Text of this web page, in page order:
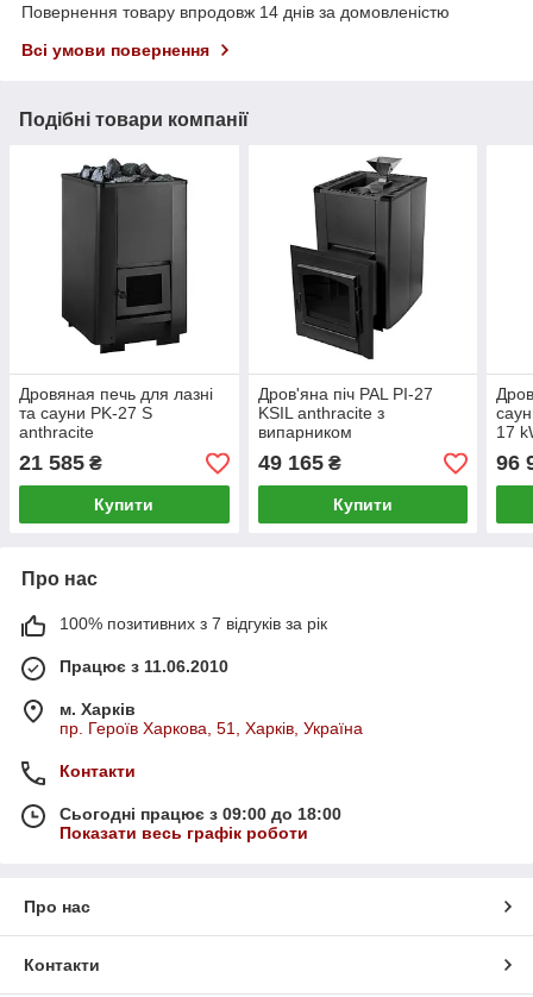
Повернення товару впродовж 14 днів за домовленістю
Всі умови повернення
Подібні товари компанії
Дровяная печь для лазні
та сауни PK-27 S
anthracite
21 585 ₴
Купити
Дров'яна піч PAL PI-27
KSIL anthracite з
випарником
49 165₴
Купити
17
96
Про нас
100% позитивних з 7 відгуків за рік
Працює з 11.06.2010
м. Харків
пр. Героїв Харкова, 51, Харків, Україна
Контакти
Сьогодні працює з 09:00 до 18:00
Показати весь графік роботи
Про нас
Контакти